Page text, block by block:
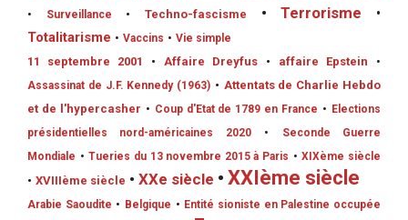
•
Surveillance • Techno-fascisme • Terrorisme
•
Totalitarisme • Vaccins • Vie simple
11 septembre 2001 • Affaire Dreyfus • affaire Epstein
•
Assassinat de J.F. Kennedy (1963) • Attentats de Charlie Hebdo
et de l'hypercasher • Coup d'Etat de 1789 en France • Elections
présidentielles nord-américaines 2020
•
Seconde Guerre
Mondiale • Tueries du 13 novembre 2015 à Paris • XIXème siècle
• XVIIIème siècle • XXe siècle • XXIème siècle
Arabie Saoudite • Belgique • Entité sioniste en Palestine occupée